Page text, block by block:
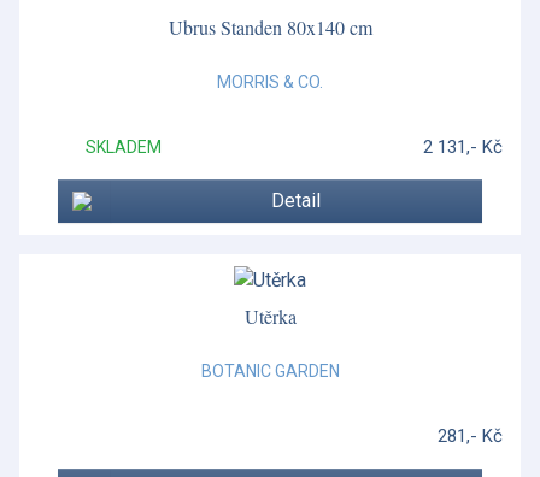
Ubrus Standen 80x140 cm
MORRIS & CO.
SKLADEM 2 131,- Kč
Detail
Utěrka
BOTANIC GARDEN
281,- Kč